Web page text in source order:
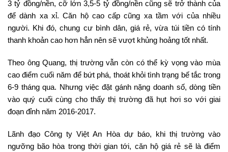
3 tỷ đồng/nền, cỡ lớn 3,5-5 tỷ đồng/nền cũng sẽ trở thành của
để dành xa xỉ. Căn hộ cao cấp cũng xa tầm với của nhiều
người. Khi đó, chung cư bình dân, giá rẻ, vừa túi tiền có tính
thanh khoản cao hơn hẳn nên sẽ vượt khủng hoảng tốt nhất.
Theo ông Quang, thị trường vẫn còn có thể kỳ vọng vào mùa
cao điểm cuối năm để bứt phá, thoát khỏi tình trạng bế tắc trong
6-9 tháng qua. Nhưng việc đặt gánh nặng doanh số, dòng tiền
vào quý cuối cùng cho thấy thị trường đã hụt hơi so với giai
đoạn đỉnh năm 2016-2017.
Lãnh đạo Công ty Việt An Hòa dự báo, khi thị trường vào
ngưỡng bão hòa trong thời gian tới, căn hộ giá rẻ sẽ là điểm